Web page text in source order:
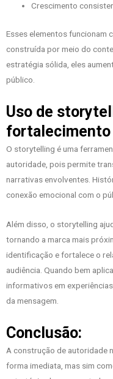
Crescimento
Esses elementos funcionam
construída por meio do
estratégia sólida, eles
público.
Uso de
fortalecimento
O storytelling é uma
autoridade, pois permite
narrativas envolventes.
conexão emocional com o
Além disso, o storytelling
tornando a marca mais
identificação e fortalece o
audiência. Quando bem
informativos em
da mensagem.
Conclusão:
A construção de autoridade
forma imediata, mas sim